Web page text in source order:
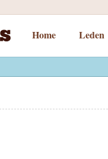
Home Leden